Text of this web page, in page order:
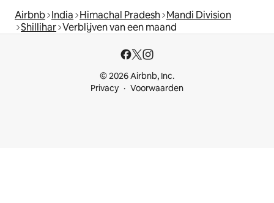
Airbnb India Himachal Pradesh Mandi Division
Shillihar Verblijven van een maand
© 2026 Airbnb, Inc.
Privacy
Voorwaarden